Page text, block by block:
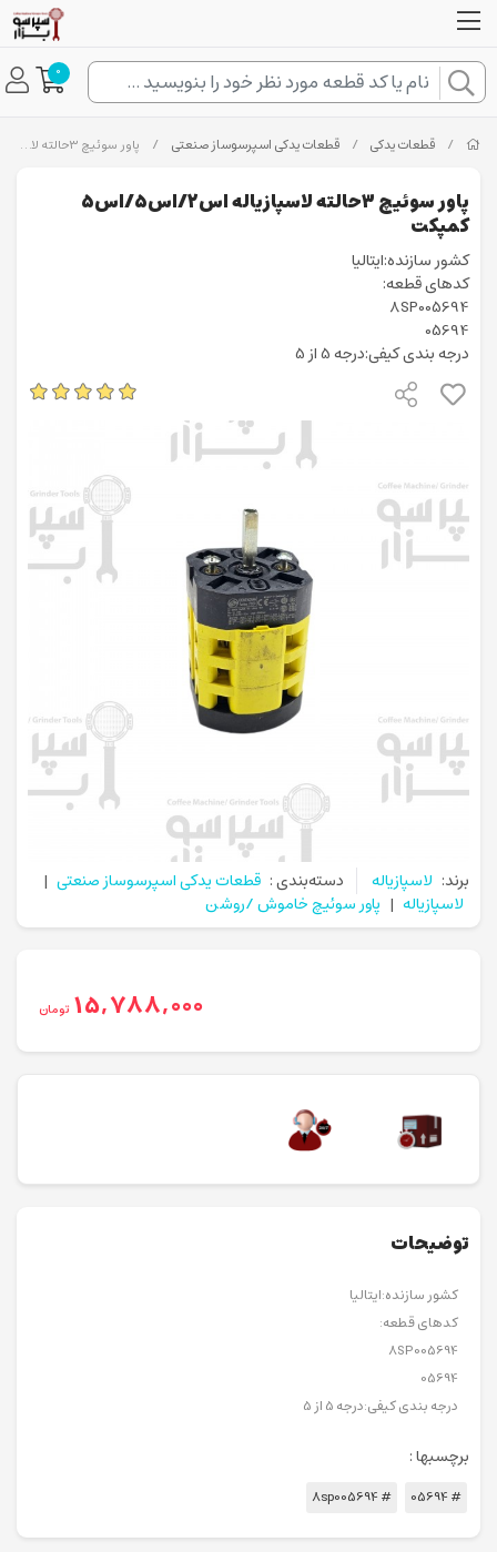
0
/ قطعات یدکی / قطعات یدکی اسپرسوساز صنعتی / پاور سوئیچ ۳حالته لاسپازیاله اس۲/اس۵/اس۵ کمپکت
پاور سوئیچ ۳حالته لاسپازیاله اس۲/اس۵/اس۵
کمپکت
کشور سازنده:ایتالیا
کدهای قطعه:
8SP005694
05694
درجه بندی کیفی:درجه 5 از 5
برند: لاسپازیاله دسته‌بندی : قطعات یدکی اسپرسوساز صنعتی |
لاسپازیاله | پاور سوئیچ خاموش /روشن
15,788,000 تومان
توضیحات
کشور سازنده:ایتالیا
کدهای قطعه:
8SP005694
05694
درجه بندی کیفی:درجه 5 از 5
برچسبها :
# 05694
# 8sp005694